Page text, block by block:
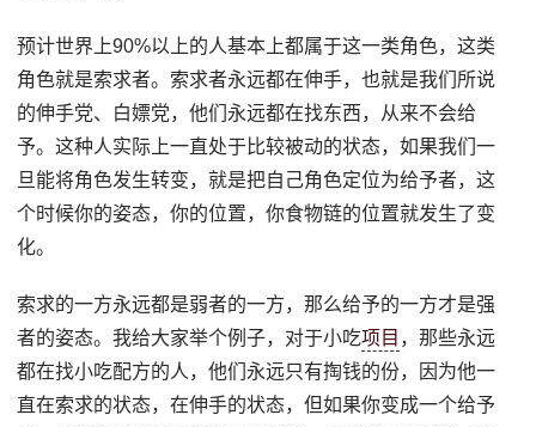
预计世界上90%以上的人基本上都属于这一类角色，这类
角色就是索求者。索求者永远都在伸手，也就是我们所说
的伸手党、白嫖党，他们永远都在找东西，从来不会给
予。这种人实际上一直处于比较被动的状态，如果我们一
旦能将角色发生转变，就是把自己角色定位为给予者，这
个时候你的姿态，你的位置，你食物链的位置就发生了变
化。
索求的一方永远都是弱者的一方，那么给予的一方才是强
者的姿态。我给大家举个例子，对于小吃项目 ，那些永远
都在找小吃配方的人，他们永远只有掏钱的份，因为他一
直在索求的状态，在伸手的状态，但如果你变成一个给予